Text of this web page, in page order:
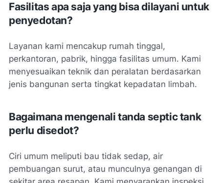
Fasilitas apa saja yang bisa dilayani untuk
penyedotan?
Layanan kami mencakup rumah tinggal,
perkantoran, pabrik, hingga fasilitas umum. Kami
menyesuaikan teknik dan peralatan berdasarkan
jenis bangunan serta tingkat kepadatan limbah.
Bagaimana mengenali tanda septic tank
perlu disedot?
Ciri umum meliputi bau tidak sedap, air
pembuangan surut, atau munculnya genangan di